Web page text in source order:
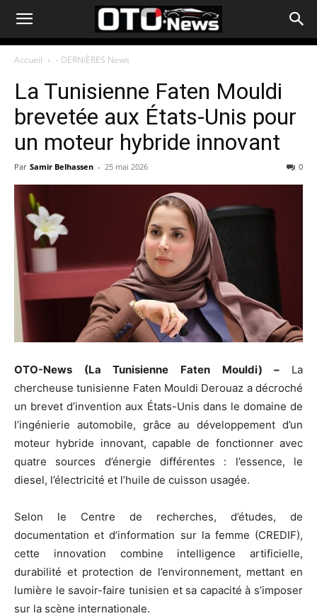
Accueil - DERNIÈRES News
La Tunisienne Faten Mouldi
brevetée aux États-Unis pour
un moteur hybride innovant
Par Samir Belhassen - 25 mai 2026 0
OTO-News (La Tunisienne Faten Mouldi) – La
chercheuse tunisienne Faten Mouldi Derouaz a décroché
un brevet d’invention aux États-Unis dans le domaine de
l’ingénierie automobile, grâce au développement d’un
moteur hybride innovant, capable de fonctionner avec
quatre sources d’énergie différentes : l’essence, le
diesel, l’électricité et l’huile de cuisson usagée.
Selon le Centre de recherches, d’études, de
documentation et d’information sur la femme (CREDIF),
cette innovation combine intelligence artificielle,
durabilité et protection de l’environnement, mettant en
lumière le savoir-faire tunisien et sa capacité à s’imposer
sur la scène internationale.